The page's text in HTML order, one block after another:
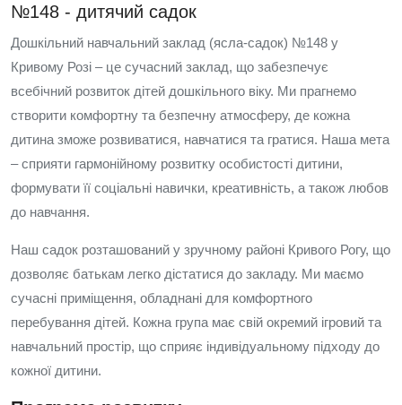
№148 - дитячий садок
Дошкільний навчальний заклад (ясла-садок) №148 у
Кривому Розі – це сучасний заклад, що забезпечує
всебічний розвиток дітей дошкільного віку. Ми прагнемо
створити комфортну та безпечну атмосферу, де кожна
дитина зможе розвиватися, навчатися та гратися. Наша мета
– сприяти гармонійному розвитку особистості дитини,
формувати її соціальні навички, креативність, а також любов
до навчання.
Наш садок розташований у зручному районі Кривого Рогу, що
дозволяє батькам легко дістатися до закладу. Ми маємо
сучасні приміщення, обладнані для комфортного
перебування дітей. Кожна група має свій окремий ігровий та
навчальний простір, що сприяє індивідуальному підходу до
кожної дитини.